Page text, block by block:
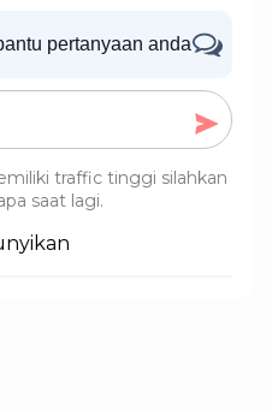
pertanyaan anda
traffic tinggi silahkan
saat lagi.